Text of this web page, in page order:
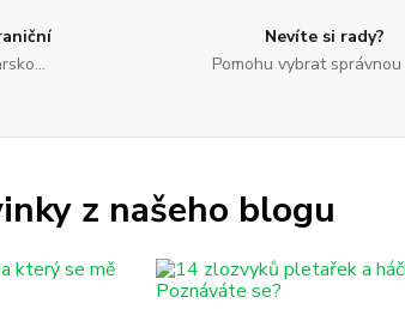
Nevíte si rady?
Pomohu vybrat správnou
z našeho blogu